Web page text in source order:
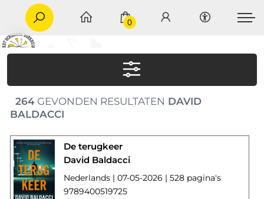
0
264GEVONDEN RESULTATEN DAVID
BALDACCI
De terugkeer
David Baldacci
Nederlands | 07-05-2026 | 528 pagina's
9789400519725